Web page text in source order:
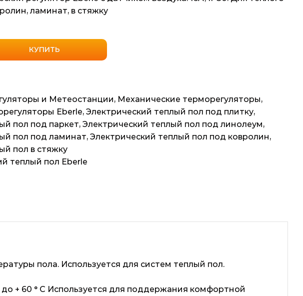
ламинат, в стяжку
КУПИТЬ
и Метеостанции, Механические терморегуляторы,
Eberle, Электрический теплый пол под плитку,
пол под паркет, Электрический теплый пол под линолеум,
пол под ламинат, Электрический теплый пол под ковролин,
пол в стяжку
теплый пол Eberle
пола. Используется для систем теплый пол.
+ 60 ° С Используется для поддержания комфортной